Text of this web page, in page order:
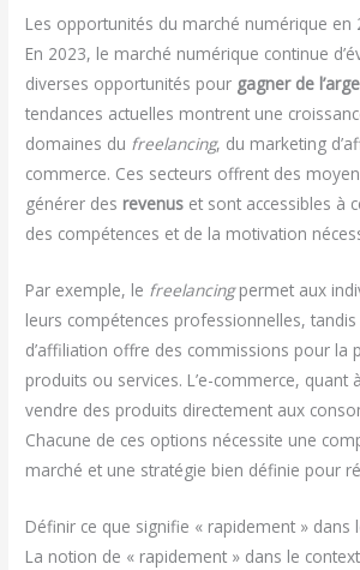
Les opportunités du marché numérique en
En 2023, le marché numérique continue
diverses opportunités pour gagner de
tendances actuelles montrent une
domaines du freelancing, du marketing
commerce. Ces secteurs offrent des
générer des revenus et sont accessibles à
des compétences et de la motivation
Par exemple, le freelancingpermet aux
leurs compétences professionnelles,
d’affiliation offre des commissions pour la
produits ou services. L’e-commerce, quant
vendre des produits directement aux
Chacune de ces options nécessite une
marché et une stratégie bien définie pour
Définir ce que signifie « rapidement » dans
La notion de « rapidement » dans le